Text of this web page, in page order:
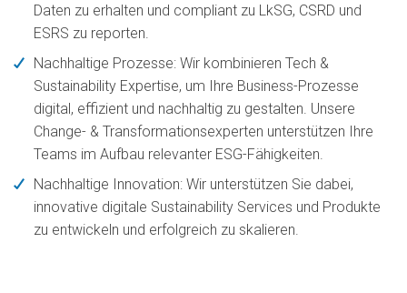
Daten zu erhalten und compliant zu LkSG, CSRD und
ESRS zu reporten.
Nachhaltige Prozesse: Wir kombinieren Tech &
Sustainability Expertise, um Ihre Business-Prozesse
digital, effizient und nachhaltig zu gestalten. Unsere
Change- & Transformationsexperten unterstützen Ihre
Teams im Aufbau relevanter ESG-Fähigkeiten.
Nachhaltige Innovation: Wir unterstützen Sie dabei,
innovative digitale Sustainability Services und Produkte
zu entwickeln und erfolgreich zu skalieren.